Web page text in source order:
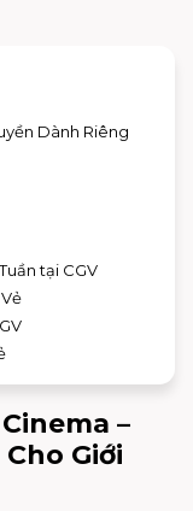
Dành Riêng
tại CGV
–
Giới